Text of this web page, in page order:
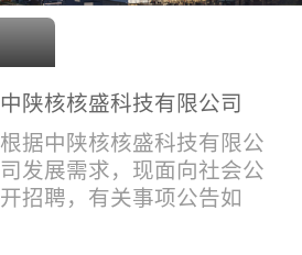
中陕核核盛科技有限公司
2025年度招聘公告
根据中陕核核盛科技有限公
司发展需求，现面向社会公
开招聘，有关事项公告如